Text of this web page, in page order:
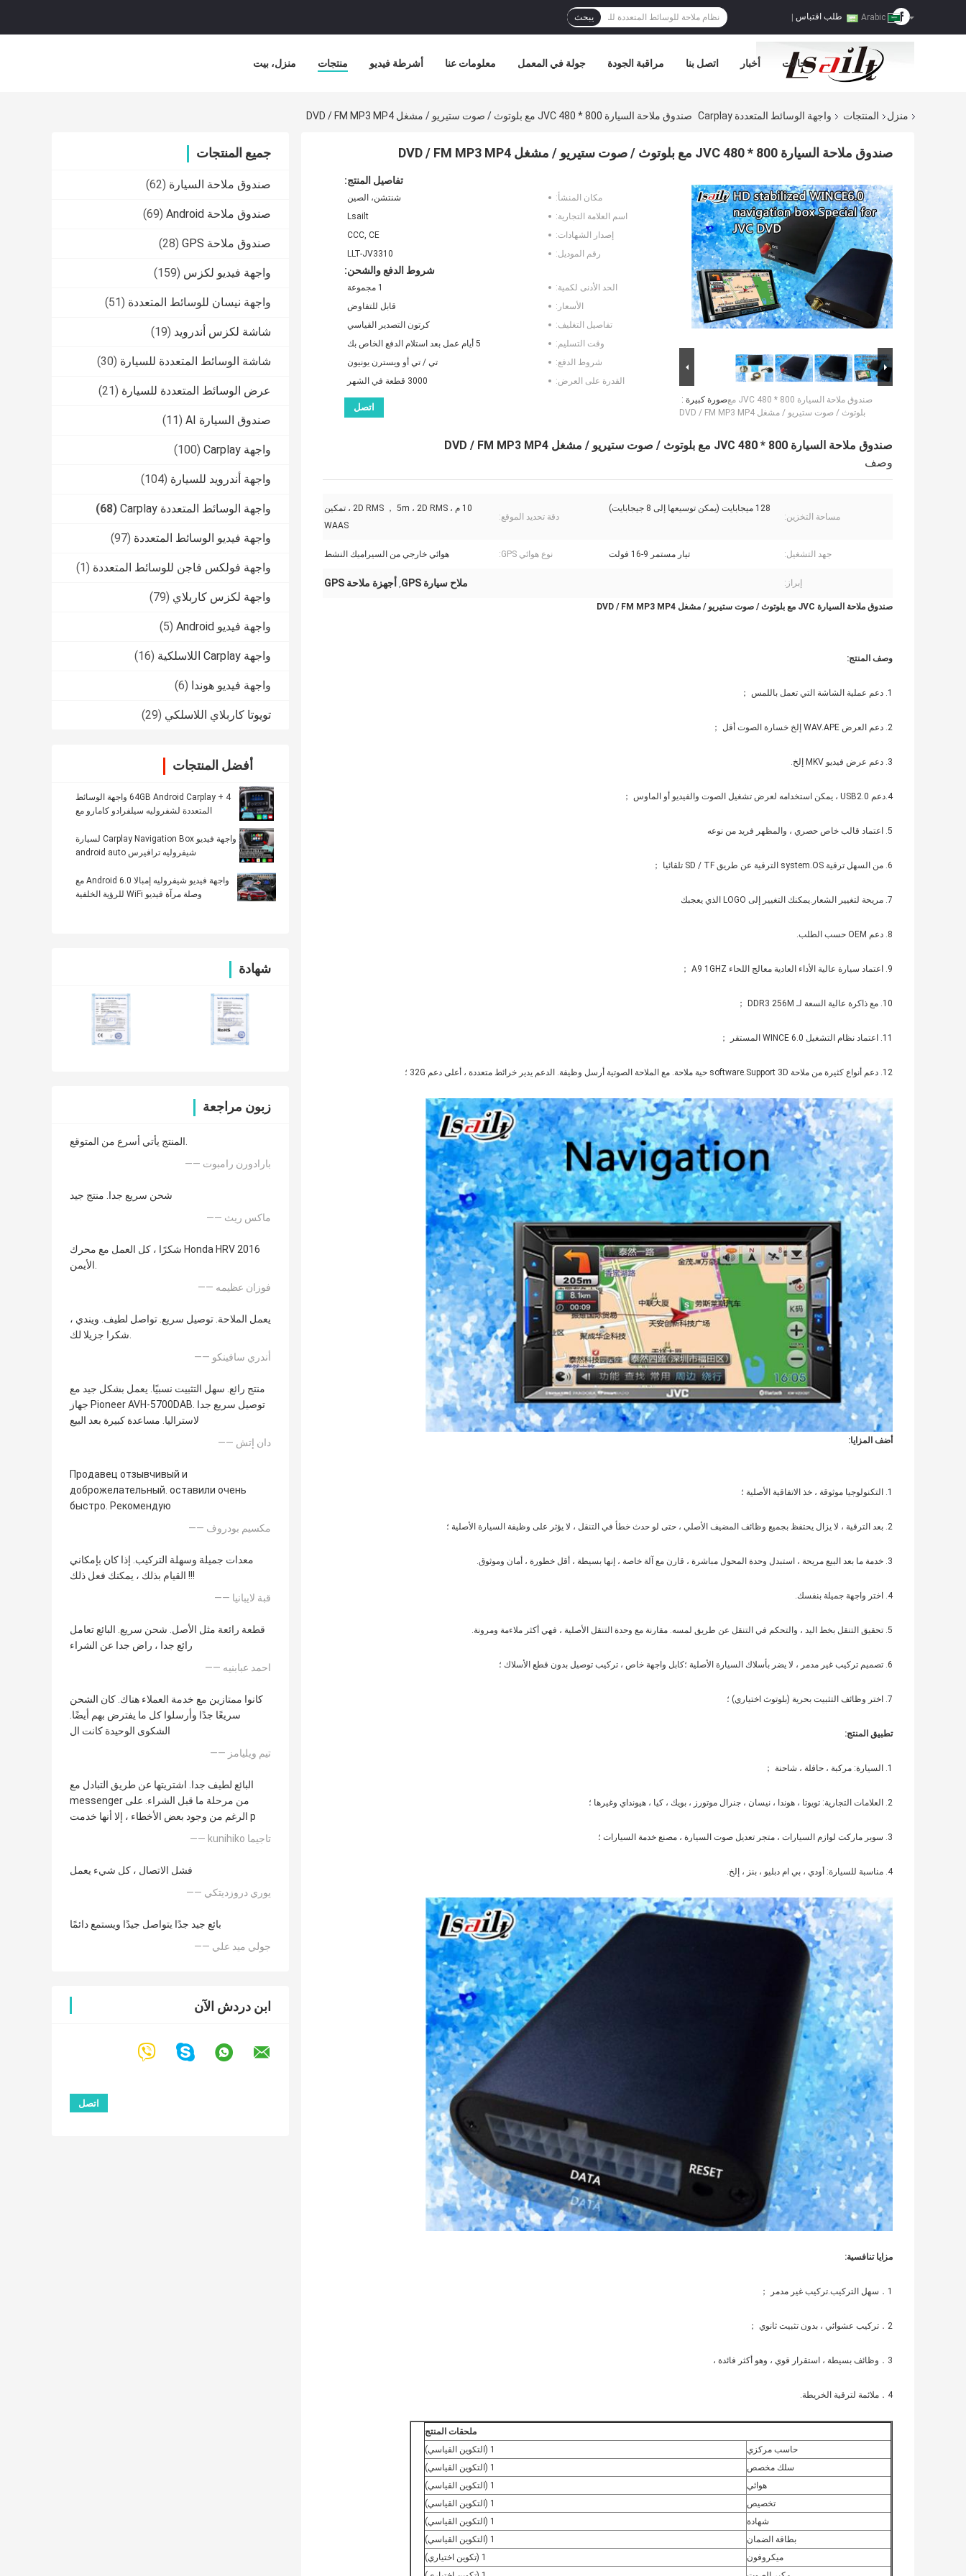
طلب اقتباس يبحث
منزل، بيت منتجات أشرطة فيديو معلومات عنا جولة في المعمل مراقبة الجودة اتصل بنا أخبار حالات
منزل المنتجات واجهة الوسائط المتعددة Carplay صندوق ملاحة السيارة 800 * 480 JVC مع بلوتوث / صوت ستيريو / مشغل DVD / FM MP3 MP4
جميع المنتجات
صندوق ملاحة السيارة (62)
صندوق ملاحة Android (69)
صندوق ملاحة GPS (28)
واجهة فيديو لكزس (159)
واجهة نيسان للوسائط المتعددة (51)
شاشة لكزس أندرويد (19)
شاشة الوسائط المتعددة للسيارة (30)
عرض الوسائط المتعددة للسيارة (21)
صندوق السيارة AI (11)
واجهة Carplay (100)
واجهة أندرويد للسيارة (104)
واجهة الوسائط المتعددة Carplay (68)
واجهة فيديو الوسائط المتعددة (97)
واجهة فولكس فاجن للوسائط المتعددة (1)
واجهة لكزس كاربلاي (79)
واجهة فيديو Android (5)
واجهة Carplay اللاسلكية (16)
واجهة فيديو هوندا (6)
تويوتا كاربلاي اللاسلكي (29)
أفضل المنتجات
4 + 64GB Android Carplay واجهة الوسائط
المتعددة لشفروليه سيلفرادو كامارو مع
واجهة فيديو Carplay Navigation Box لسيارة
شيفروليه ترافيرس android auto
واجهة فيديو شيفروليه إمبالا Android 6.0 مع
وصلة مرآة فيديو WiFi للرؤية الخلفية
شهادة
زبون مراجعة
المنتج يأتي أسرع من المتوقع.
—— بارادورن رامبوت
شحن سريع جدا. منتج جيد
—— ماكس ريث
شكرًا ، كل العمل مع محرك Honda HRV 2016
الأيمن.
—— فوزان عظيمه
يعمل الملاحة. توصيل سريع. تواصل لطيف. ويندي ،
شكرا جزيلا لك.
—— أندري سافينكو
منتج رائع. سهل التثبيت نسبيًا. يعمل بشكل جيد مع
جهاز Pioneer AVH-5700DAB. توصيل سريع جدا
لاستراليا. مساعدة كبيرة بعد البيع
—— دان إتش
Продавец отзывчивый и
доброжелательный. оставили очень
быстро. Рекомендую
—— مكسيم بودروف
معدات جميلة وسهلة التركيب. إذا كان بإمكاني
القيام بذلك ، يمكنك فعل ذلك !!!
—— قبة لايبانيا
قطعة رائعة مثل الأصل. شحن سريع. البائع تعامل
رائع جدا ، راض جدا عن الشراء
—— احمد عبابنيه
كانوا ممتازين مع خدمة العملاء هناك. كان الشحن
سريعًا جدًا وأرسلوا كل ما يفترض بهم أيضًا.
الشكوى الوحيدة كانت ال
—— تيم ويليامز
البائع لطيف جدا. اشتريتها عن طريق التبادل مع
messenger من مرحلة ما قبل الشراء. على
الرغم من وجود بعض الأخطاء ، إلا أنها خدمت p
—— kunihiko تاجيما
فشل الاتصال ، كل شيء يعمل
—— يوري دروزديتكي
بائع جيد جدًا يتواصل جيدًا ويستمع دائمًا
—— جولي ميد علي
ابن دردش الآن
صندوق ملاحة السيارة 800 * 480 JVC مع بلوتوث / صوت ستيريو / مشغل DVD / FM MP3 MP4
صورة كبيرة :صندوق ملاحة السيارة 800 * 480 JVC مع
بلوتوث / صوت ستيريو / مشغل DVD / FM MP3 MP4
تفاصيل المنتج:
مكان المنشأ:
شنتشن، الصين
اسم العلامة التجارية:
Lsailt
إصدار الشهادات:
CCC, CE
رقم الموديل:
LLT-JV3310
شروط الدفع والشحن:
الحد الأدنى لكمية:
1 مجموعة
الأسعار:
قابل للتفاوض
تفاصيل التغليف:
كرتون التصدير القياسي
وقت التسليم:
5 أيام عمل بعد استلام الدفع الخاص بك
شروط الدفع:
تي / تي أو ويسترن يونيون
القدرة على العرض:
3000 قطعة في الشهر
اتصل
صندوق ملاحة السيارة 800 * 480 JVC مع بلوتوث / صوت ستيريو / مشغل DVD / FM MP3 MP4
وصف
مساحة التخزين:
128 ميجابايت (يمكن توسيعها إلى 8 جيجابايت)
دقة تحديد الموقع:
10 م ، 2D RMS ， 5m ، 2D RMS ، تمكين
WAAS
جهد التشغيل: تيار مستمر 9-16 فولت نوع هوائي GPS: هوائي خارجي من السيراميك النشط
إبراز: ملاح سيارة GPS , أجهزة ملاحة GPS
صندوق ملاحة السيارة JVC مع بلوتوث / صوت ستيريو / مشغل DVD / FM MP3 MP4
وصف المنتج:
1. دعم عملية الشاشة التي تعمل باللمس ；
2. دعم العرض WAV.APE إلخ خسارة الصوت أقل ；
3. دعم عرض فيديو MKV إلخ.
4.دعم USB2.0 ، يمكن استخدامه لعرض تشغيل الصوت والفيديو أو الماوس ；
5. اعتماد قالب خاص حصري ، والمظهر فريد من نوعه
6. من السهل ترقية system.OS الترقية عن طريق SD / TF تلقائيا ；
7. مريحة لتغيير الشعار.يمكنك التغيير إلى LOGO الذي يعجبك
8. دعم OEM حسب الطلب.
9. اعتماد سيارة عالية الأداء العادية معالج اللحاء A9 1GHZ ；
10. مع ذاكرة عالية السعة لـ DDR3 256M ；
11. اعتماد نظام التشغيل WINCE 6.0 المستقر ；
12. دعم أنواع كثيرة من ملاحة software.Support 3D حية ملاحة. مع الملاحة الصوتية أرسل وظيفة. الدعم يدير خرائط متعددة ، أعلى دعم 32G ؛
أضف المزايا:
1. التكنولوجيا موثوقة ، خذ الاتفاقية الأصلية ؛
2. بعد الترقية ، لا يزال يحتفظ بجميع وظائف المضيف الأصلي ، حتى لو حدث خطأ في التنقل ، لا يؤثر على وظيفة السيارة الأصلية ؛
3. خدمة ما بعد البيع مريحة ، استبدل وحدة المحول مباشرة ، قارن مع آلة خاصة ، إنها بسيطة ، أقل خطورة ، أمان وموثوق.
4. اختر واجهة جميلة بنفسك.
5. تحقيق التنقل بخط اليد ، والتحكم في التنقل عن طريق لمسه. مقارنة مع وحدة التنقل الأصلية ، فهي أكثر ملاءمة ومرونة.
6. تصميم تركيب غير مدمر ، لا يضر بأسلاك السيارة الأصلية ؛كابل واجهة خاص ، تركيب توصيل بدون قطع الأسلاك ؛
7. اختر وظائف التثبيت بحرية (بلوتوث اختياري) ؛
تطبيق المنتج:
1. السيارة: مركبة ، حافلة ، شاحنة ；
2. العلامات التجارية: تويوتا ، هوندا ، نيسان ، جنرال موتورز ، بويك ، كيا ، هيونداي وغيرها ؛
3. سوبر ماركت لوازم السيارات ، متجر تعديل صوت السيارة ، مصنع خدمة السيارات ؛
4. مناسبة للسيارة: أودي ، بي ام دبليو ، بنز ، إلخ.
مزايا تنافسية:
1．سهل التركيب.تركيب غير مدمر ；
2．تركيب عشوائي ، بدون تثبيت ثانوي ；
3．وظائف بسيطة ، استقرار قوي ، وهو أكثر فائدة ،
4．ملائمة لترقية الخريطة.
ملحقات المنتج
حاسب مركزي
1 (التكوين القياسي)
سلك مخصص
1 (التكوين القياسي)
هوائي
1 (التكوين القياسي)
تخصيص
1 (التكوين القياسي)
شهادة
1 (التكوين القياسي)
بطاقة الضمان
1 (التكوين القياسي)
ميكروفون
1 (تكوين اختياري)